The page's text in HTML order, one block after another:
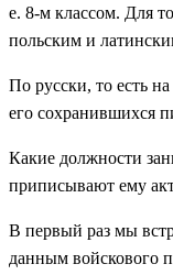
е. 8-м классом. Для
польским и
По русски, то есть
его сохранившихся
Какие должности
приписывают ему
В первый раз мы
данным войскового